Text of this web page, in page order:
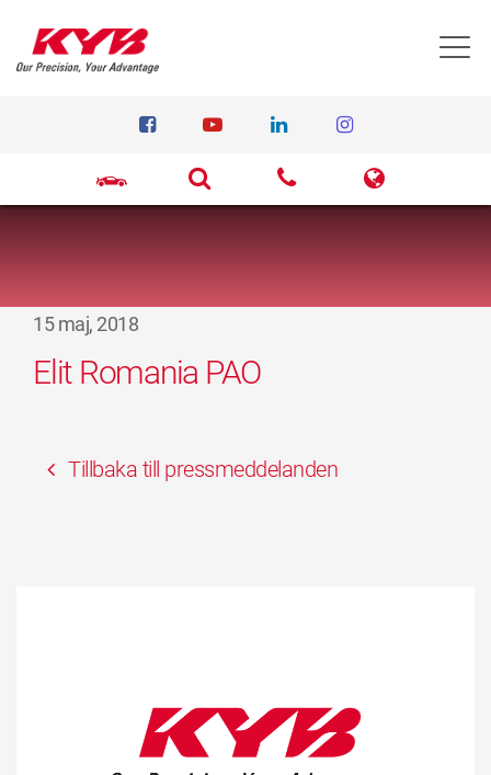
15 maj, 2018
Elit Romania PAO
Tillbaka till pressmeddelanden